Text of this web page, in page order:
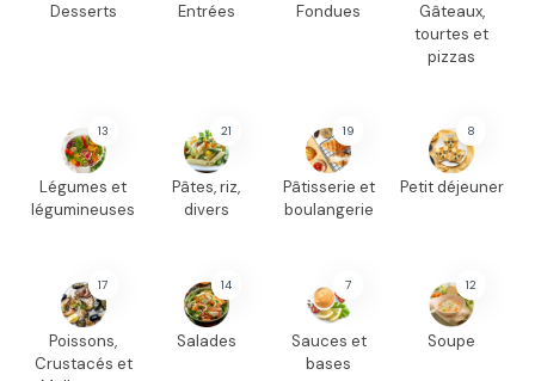
Desserts Entrées Fondues
Gâteaux,
tourtes et
pizzas
13
Légumes et
légumineuses
21
Pâtes, riz,
divers
19
Pâtisserie et
boulangerie
8
Petit déjeuner
17
Poissons,
Crustacés et
14
Salades
7
Sauces et
bases
12
Soupe